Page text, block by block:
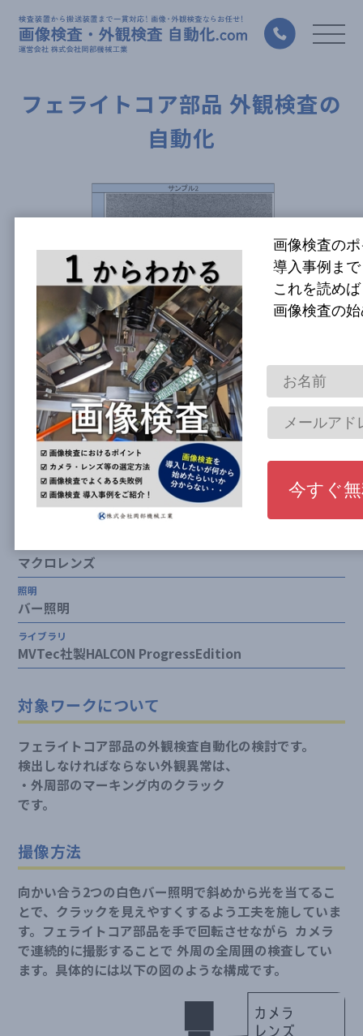
フェライトコア部品 外観検査の
自動化
半導体
カメラ
400万画素モノクロエリアスキャンカメラ
マクロレンズ
照明
バー照明
ライブラリ
MVTec社製HALCON ProgressEdition
対象ワークについて
フェライトコア部品の外観検査自動化の検討です。
検出しなければならない外観異常は、
・外周部のマーキング内のクラック
です。
撮像方法
向かい合う2つの白色バー照明で斜めから光を当てるこ
とで、クラックを見えやすくするよう工夫を施していま
す。フェライトコア部品を手で回転させながら カメラ
で連続的に撮影することで 外周の全周囲の検査してい
ます。具体的には以下の図のような構成です。
画像検査の
導入事例ま
これを読めば
画像検査の